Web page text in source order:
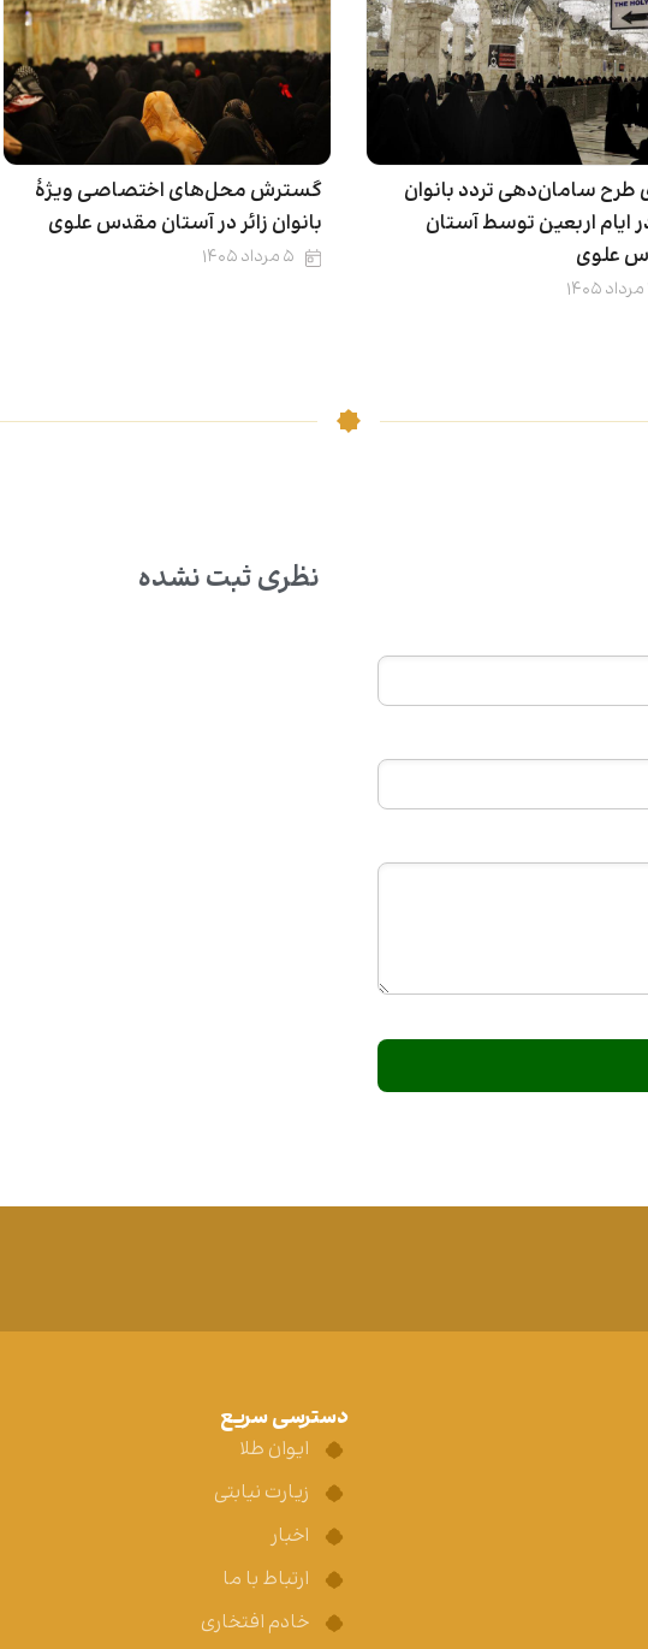
طرح سامان‌دهی تردد بانوان
ایام اربعین توسط آستان
علوی
گسترش محل‌های اختصاصی ویژۀ
بانوان زائر در آستان مقدس علوی
۵ مرداد ۱۴۰۵
نظری ثبت نشده
دسترسی سریع
ایوان طلا
زیارت نیابتی
اخبار
ارتباط با ما
خادم افتخاری